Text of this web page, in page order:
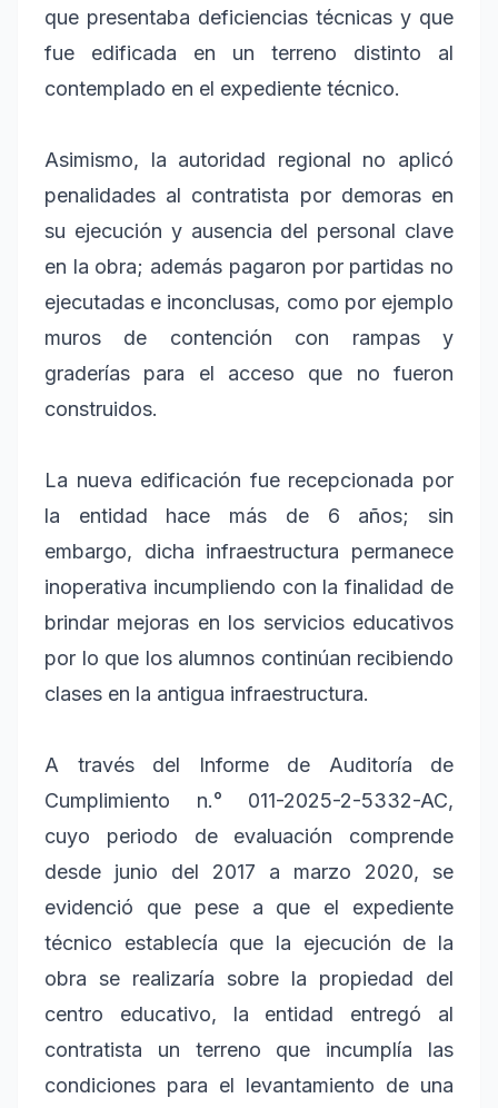
que presentaba deficiencias técnicas y que
fue edificada en un terreno distinto al
contemplado en el expediente técnico.
Asimismo, la autoridad regional no aplicó
penalidades al contratista por demoras en
su ejecución y ausencia del personal clave
en la obra; además pagaron por partidas no
ejecutadas e inconclusas, como por ejemplo
muros de contención con rampas y
graderías para el acceso que no fueron
construidos.
La nueva edificación fue recepcionada por
la entidad hace más de 6 años; sin
embargo, dicha infraestructura permanece
inoperativa incumpliendo con la finalidad de
brindar mejoras en los servicios educativos
por lo que los alumnos continúan recibiendo
clases en la antigua infraestructura.
A través del Informe de Auditoría de
Cumplimiento n.° 011-2025-2-5332-AC,
cuyo periodo de evaluación comprende
desde junio del 2017 a marzo 2020, se
evidenció que pese a que el expediente
técnico establecía que la ejecución de la
obra se realizaría sobre la propiedad del
centro educativo, la entidad entregó al
contratista un terreno que incumplía las
condiciones para el levantamiento de una